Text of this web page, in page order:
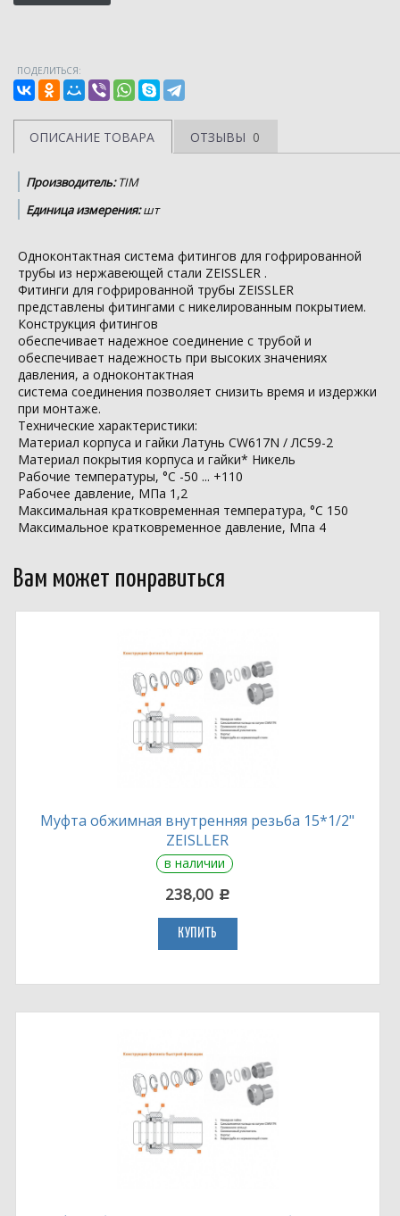
ПОДЕЛИТЬСЯ:
ОПИСАНИЕ ТОВАРА ОТЗЫВЫ 0
Производитель:TIM
Единица измерения:шт
Одноконтактная система фитингов для гофрированной
трубы из нержавеющей стали ZEISSLER .
Фитинги для гофрированной трубы ZEISSLER
представлены фитингами с никелированным покрытием.
Конструкция фитингов
обеспечивает надежное соединение с трубой и
обеспечивает надежность при высоких значениях
давления, а одноконтактная
система соединения позволяет снизить время и издержки
при монтаже.
Технические характеристики:
Материал корпуса и гайки Латунь CW617N / ЛС59-2
Материал покрытия корпуса и гайки* Никель
Рабочие температуры, °С -50 ... +110
Рабочее давление, МПа 1,2
Максимальная кратковременная температура, °С 150
Максимальное кратковременное давление, Мпа 4
Вам может понравиться
Муфта обжимная внутренняя резьба 15*1/2"
ZEISLLER
в наличии
238,00 c
КУПИТЬ